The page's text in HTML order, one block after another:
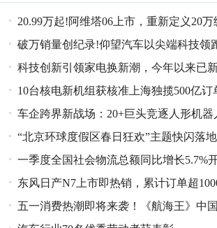
20.99万起!阿维塔06上市，重新定义20
轿车新标准
破万销量创纪录!仰望汽车以尖端科技领
场
科技创新引领家电换新潮，今年以来已
关企业超134.4万家
10台核电新机组获核准上海独揽500亿订
企业总数超34万家
车企跨界新战场：20+巨头竞逐人形机器
“北京环球度假区春日狂欢”主题快闪落
燃双城精彩之春
一季度全国社会物流总额同比增长5.7%
好
东风日产N7上市即热销，累计订单超
五一消费热潮即将来袭！《航海王》中